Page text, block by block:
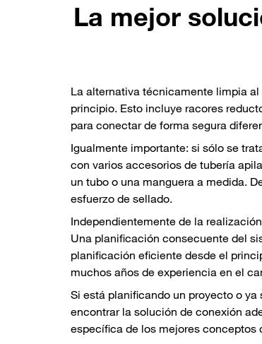
La mejor
La alternativa técnicamente limpia
principio. Esto incluye racores
para conectar de forma segura
Igualmente importante: si sólo se
con varios accesorios de tubería
un tubo o una manguera a medida.
esfuerzo de sellado.
Independientemente de la
Una planificación consecuente del
planificación eficiente desde el
muchos años de experiencia en el
Si está planificando un proyecto o
encontrar la solución de conexión
específica de los mejores